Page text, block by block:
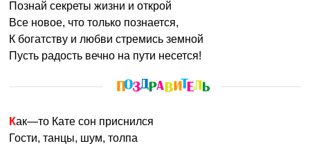
Познай секреты жизни и открой
Все новое, что только познается,
К богатству и любви стремись земной
Пусть радость вечно на пути несется!
Как—то Кате сон приснился
Гости, танцы, шум, толпа